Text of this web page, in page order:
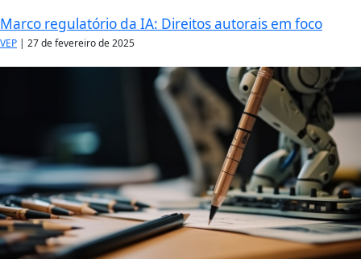
Marco regulatório da IA: Direitos autorais em foco
VEP | 27 de fevereiro de 2025